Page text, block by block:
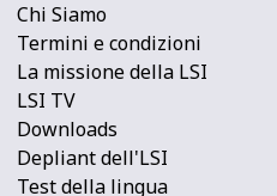
Chi Siamo
Termini e condizioni
La missione della LSI
LSI TV
Downloads
Depliant dell'LSI
Test della lingua